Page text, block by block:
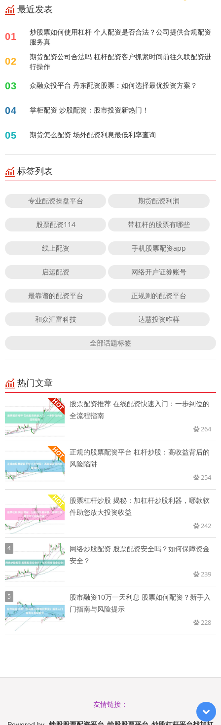
最近发表
01
炒股票如何使用杠杆 个人配资是否合法？公司提供合规配资
服务真
02
期货配资公司合法吗 杠杆配资客户抓紧时间前往久联配资进
行操作
03 众融众投平台 丹东配资股票：如何选择最优投资方案？
04 掌柜配资 炒股配资：股市投资新热门！
05 期货怎么配资 场外配资利息最低利率查询
标签列表
专业配资操盘平台 期货配资利润
股票配资114 带杠杆的股票有哪些
线上配资 手机股票配资app
启运配资 网络开户证券账号
最靠谱的配资平台 正规则的配资平台
和众汇富科技 达慧投资咋样
全部话题标签
热门文章
股票配资推荐 在线配资快速入门：一步到位的
全流程指南
264
正规的股票配资平台 杠杆炒股：高收益背后的
风险陷阱
254
股票杠杆炒股 揭秘：加杠杆炒股利器，哪款软
件助您放大投资收益
242
4
网络炒股配资 股票配资安全吗？如何保障资金
安全？
239
5
股市融资10万一天利息 股票如何配资？新手入
门指南与风险提示
228
友情链接：